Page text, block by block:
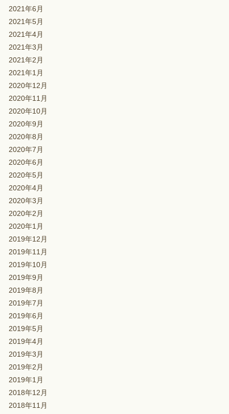
2021年6月
2021年5月
2021年4月
2021年3月
2021年2月
2021年1月
2020年12月
2020年11月
2020年10月
2020年9月
2020年8月
2020年7月
2020年6月
2020年5月
2020年4月
2020年3月
2020年2月
2020年1月
2019年12月
2019年11月
2019年10月
2019年9月
2019年8月
2019年7月
2019年6月
2019年5月
2019年4月
2019年3月
2019年2月
2019年1月
2018年12月
2018年11月